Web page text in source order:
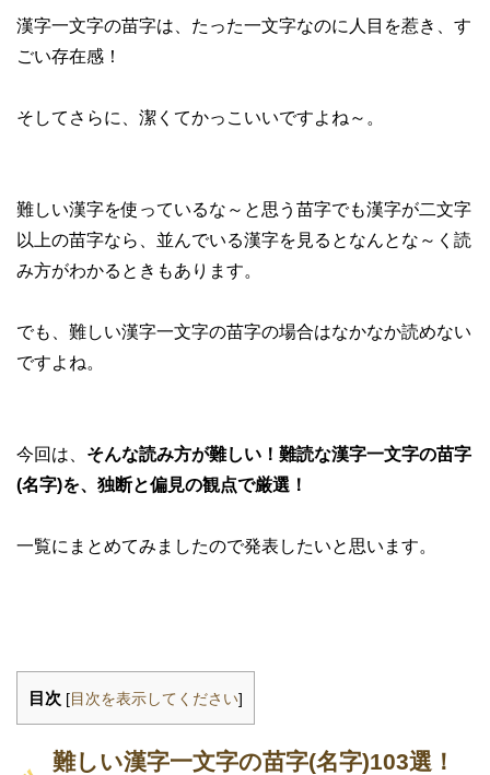
漢字一文字の苗字は、たった一文字なのに人目を惹き、す
ごい存在感！
そしてさらに、潔くてかっこいいですよね～。
難しい漢字を使っているな～と思う苗字でも漢字が二文字
以上の苗字なら、並んでいる漢字を見るとなんとな～く読
み方がわかるときもあります。
でも、難しい漢字一文字の苗字の場合はなかなか読めない
ですよね。
今回は、 そんな読み方が難しい！難読な漢字一文字の苗字
(名字)を、独断と偏見の観点で厳選！
一覧にまとめてみましたので発表したいと思います。
目次 [目次を表示してください]
難しい漢字一文字の苗字(名字)103選！